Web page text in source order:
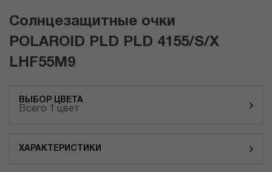
Солнцезащитные очки
POLAROID PLD PLD 4155/S/X
LHF55M9
ВЫБОР ЦВЕТА
Всего 1 цвет
ХАРАКТЕРИСТИКИ